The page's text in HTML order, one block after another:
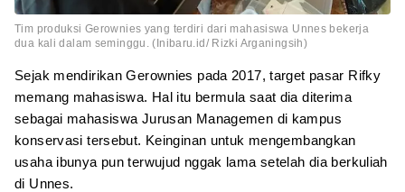
Tim produksi Gerownies yang terdiri dari mahasiswa Unnes bekerja
dua kali dalam seminggu. (Inibaru.id/ Rizki Arganingsih)
Sejak mendirikan Gerownies pada 2017, target pasar Rifky
memang mahasiswa. Hal itu bermula saat dia diterima
sebagai mahasiswa Jurusan Managemen di kampus
konservasi tersebut. Keinginan untuk mengembangkan
usaha ibunya pun terwujud nggak lama setelah dia berkuliah
di Unnes.